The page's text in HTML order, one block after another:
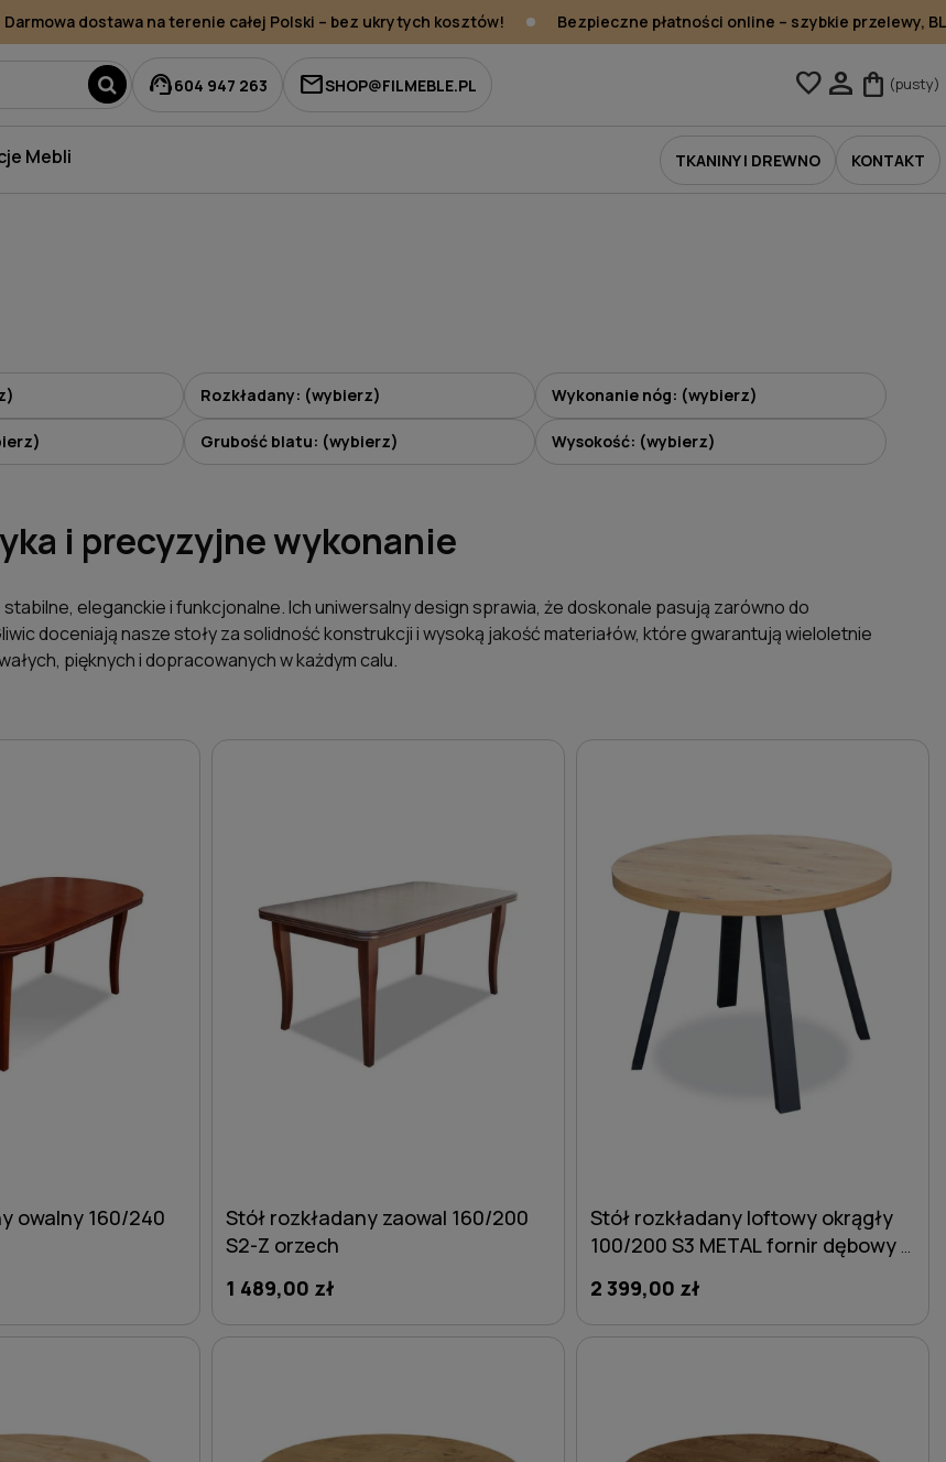
Darmowa dostawa na terenie całej Polski – bez ukrytych kosztów! Bezpieczne płatności online – szybkie przelewy,
support_agent604 947 263 mailSHOP@FILMEBLE.PL favorite person shopping_bag (pusty)
Mebli TKANINY I DREWNO KONTAKT
Rozkładany: (wybierz) Wykonanie nóg: (wybierz)
Grubość blatu: (wybierz) Wysokość: (wybierz)
i precyzyjne wykonanie
eleganckie i funkcjonalne. Ich uniwersalny design sprawia, że doskonale pasują zarówno do
doceniają nasze stoły za solidność konstrukcji i wysoką jakość materiałów, które gwarantują wieloletnie
pięknych i dopracowanych w każdym calu.
owalny 160/240
Stół rozkładany zaowal 160/200
S2-Z orzech
1 489,00 zł
Stół rozkładany loftowy okrągły
100/200 S3 METAL fornir dębowy z
2 399,00 zł